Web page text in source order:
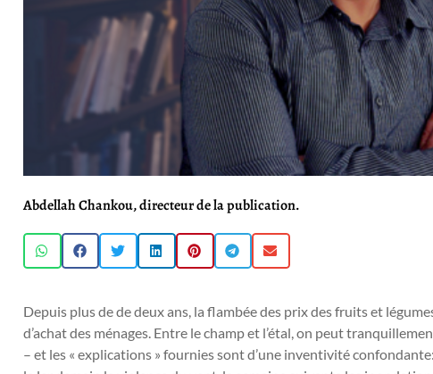
Abdellah Chankou, directeur de la publication.
Depuis plus de de deux ans, la flambée des prix des fruits et
d’achat des ménages. Entre le champ et l’étal, on peut
– et les « explications » fournies sont d’une inventivité confondante: